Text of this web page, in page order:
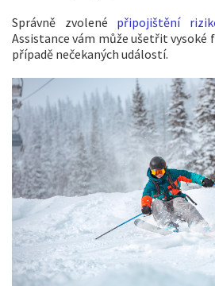
Správně zvolené připojištění
Assistance vám může ušetřit vysoké
případě nečekaných událostí.